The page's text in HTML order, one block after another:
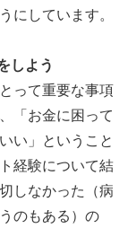
にしています。
しよう
って重要な事項
「お金に困って
い」ということ
経験について結
しなかった（病
のもある）の